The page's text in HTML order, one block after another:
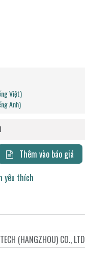
Việt)
Anh)
Thêm vào báo giá
yêu thích
(HANGZHOU) CO., LTD